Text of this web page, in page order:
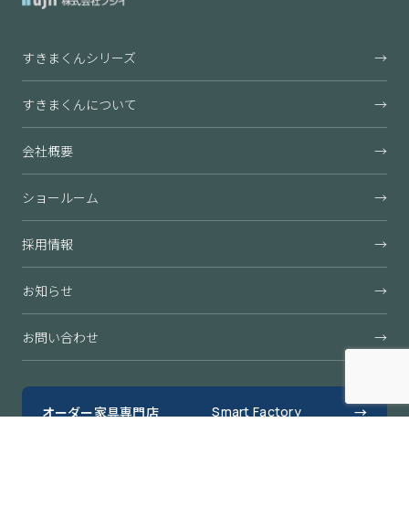
すきまくんシリーズ →
すきまくんについて →
会社概要 →
ショールーム →
採用情報 →
お知らせ →
お問い合わせ →
オーダー家具専門店 Smart Factory →